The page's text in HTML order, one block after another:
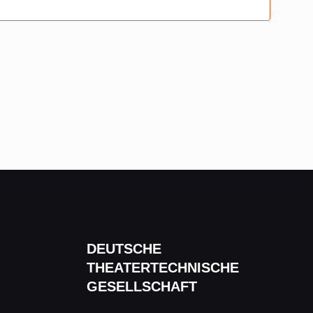
DEUTSCHE
THEATERTECHNISCHE
GESELLSCHAFT